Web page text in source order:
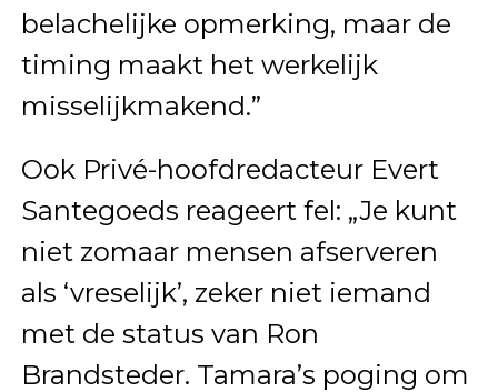
belachelijke opmerking, maar de
timing maakt het werkelijk
misselijkmakend.”
Ook Privé-hoofdredacteur Evert
Santegoeds reageert fel: „Je kunt
niet zomaar mensen afserveren
als ‘vreselijk’, zeker niet iemand
met de status van Ron
Brandsteder. Tamara’s poging om